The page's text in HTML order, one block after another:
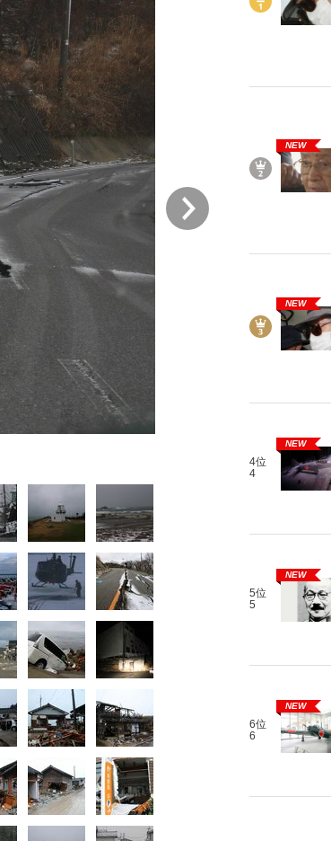
因分析は一切聞かれなかった」侍ジャパン選手が証言し
NEW
NEW
4位
4
NEW
5位
5
NEW
6位
6
NEW